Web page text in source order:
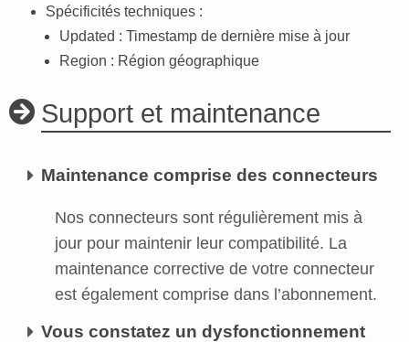
Spécificités techniques :
Updated : Timestamp de dernière mise à jour
Region : Région géographique
Support et maintenance
Maintenance comprise des connecteurs
Nos connecteurs sont régulièrement mis à
jour pour maintenir leur compatibilité. La
maintenance corrective de votre connecteur
est également comprise dans l’abonnement.
Vous constatez un dysfonctionnement